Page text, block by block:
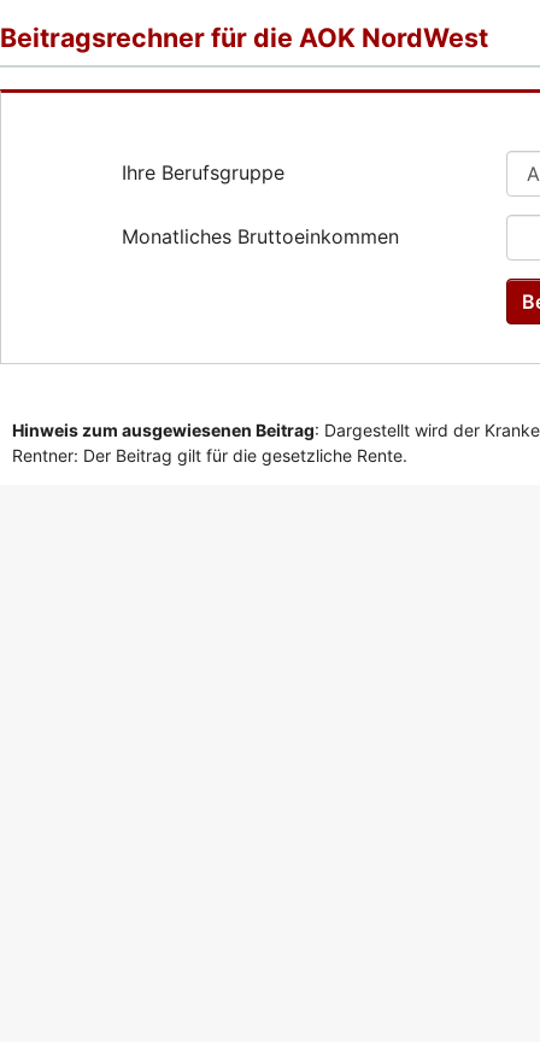
Beitragsrechner für die AOK NordWest
Ihre Berufsgruppe
Monatliches Bruttoeinkommen
Hinweis zum ausgewiesenen Beitrag: Dargestellt wird der
Rentner: Der Beitrag gilt für die gesetzliche Rente.